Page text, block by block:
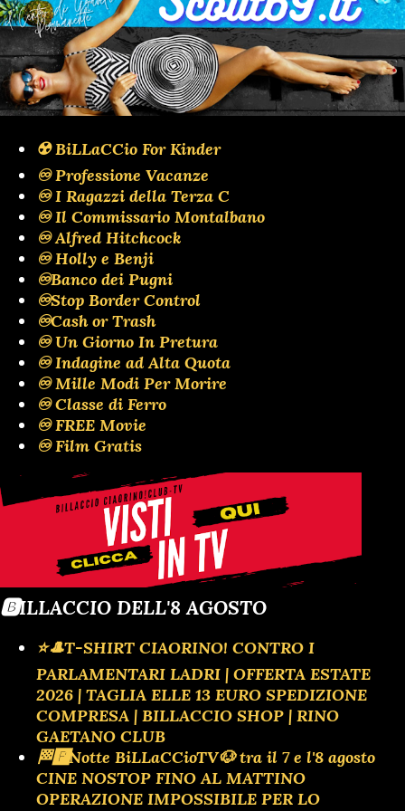
☢️ BiLLaCCio For Kinder
♾️ Professione Vacanze
♾️ I Ragazzi della Terza C
♾️ Il Commissario Montalbano
♾️ Alfred Hitchcock
♾️ Holly e Benji
♾️Banco dei Pugni
♾️Stop Border Control
♾️Cash or Trash
♾️ Un Giorno In Pretura
♾️ Indagine ad Alta Quota
♾️ Mille Modi Per Morire
♾️ Classe di Ferro
♾️ FREE Movie
♾️ Film Gratis
🅱️ILLACCIO DELL'8 AGOSTO
⭐🎩T-SHIRT CIAORINO! CONTRO I
PARLAMENTARI LADRI | OFFERTA ESTATE
2026 | TAGLIA ELLE 13 EURO SPEDIZIONE
COMPRESA | BILLACCIO SHOP | RINO
GAETANO CLUB
🏁🅿️Notte BiLLaCCioTV🐶 tra il 7 e l'8 agosto
CINE NOSTOP FINO AL MATTINO
OPERAZIONE IMPOSSIBILE PER LO